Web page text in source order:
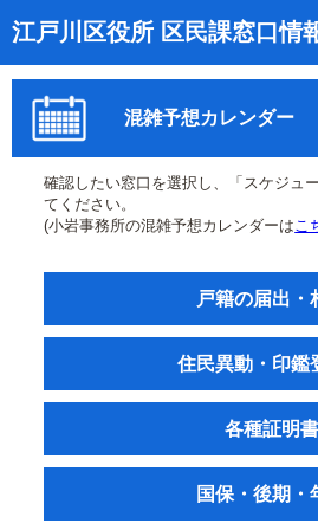
江戸川区役所 区民課窓口情
トップページ
受付番号の呼出状況確認
証明書の交付状況確認
呼出状況のメール通知登録
来庁日時の事前予約
事前予約の確認・取消
混雑予想カレンダー
本サイトのご利用案内
混雑予想カレンダー
確認したい窓口を選択し、「スケジュ
てください。
(小岩事務所の混雑予想カレンダーはこ
戸籍の届出・
住民異動・印鑑
各種証明書
国保・後期・